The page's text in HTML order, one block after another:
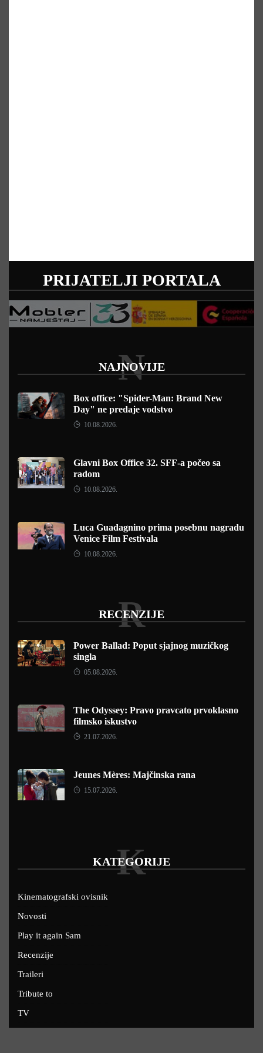
PRIJATELJI PORTALA
NAJNOVIJE
N
Box office: "Spider-Man: Brand New
Day" ne predaje vodstvo
10.08.2026.
Glavni Box Office 32. SFF-a počeo sa
radom
10.08.2026.
Luca Guadagnino prima posebnu nagradu
Venice Film Festivala
10.08.2026.
RECENZIJE
R
Power Ballad: Poput sjajnog muzičkog
singla
05.08.2026.
The Odyssey: Pravo pravcato prvoklasno
filmsko iskustvo
21.07.2026.
Jeunes Mères: Majčinska rana
15.07.2026.
KATEGORIJE
K
Kinematografski ovisnik
Novosti
Play it again Sam
Recenzije
Traileri
Tribute to
TV